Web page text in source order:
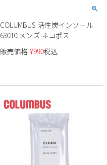
COLUMBUS 活性炭インソール
63010 メンズ ネコポス
販売価格 ¥990税込